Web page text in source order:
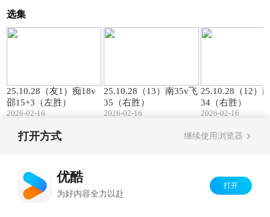
选集
25.10.28（友1）痴18v
邵15+3（左胜）
2026-02-16
25.10.28（13）南35v飞
35（右胜）
2026-02-16
25.10.28（12）
34（右胜）
2026-02-16
打开方式 继续使用浏览器
优酷
为好内容全力以赴
打开